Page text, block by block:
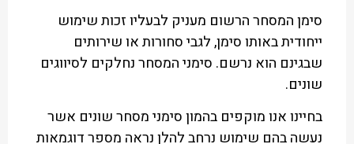
סימן המסחר הרשום מעניק לבעליו זכות שימוש
ייחודית באותו סימן, לגבי סחורות או שירותים
שבגינם הוא נרשם. סימני המסחר נחלקים לסיווגים
שונים.
בחיינו אנו מוקפים בהמון סימני מסחר שונים אשר
נעשה בהם שימוש נרחב להלן נראה מספר דוגמאות